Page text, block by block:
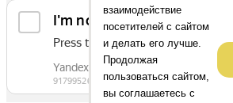
взаимодействие
посетителей с сайтом
и делать его лучше.
Продолжая
пользоваться сайтом,
вы соглашаетесь с